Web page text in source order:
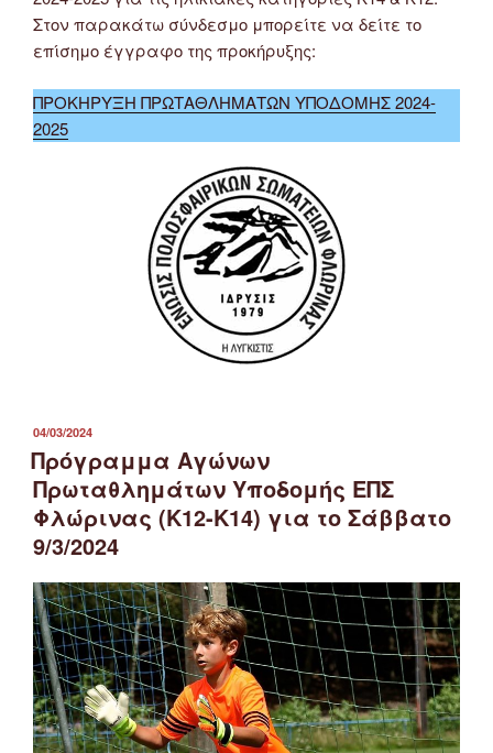
Στον παρακάτω σύνδεσμο μπορείτε να δείτε το
επίσημο έγγραφο της προκήρυξης:
ΠΡΟΚΗΡΥΞΗ ΠΡΩΤΑΘΛΗΜΑΤΩΝ ΥΠΟΔΟΜΗΣ 2024-
2025
ΔΗΜΟΣΙΕΎΤΗΚΕ
ΣΤΙΣ
04/03/2024
Πρόγραμμα Αγώνων
Πρωταθλημάτων Υποδομής ΕΠΣ
Φλώρινας (Κ12-Κ14) για το Σάββατο
9/3/2024